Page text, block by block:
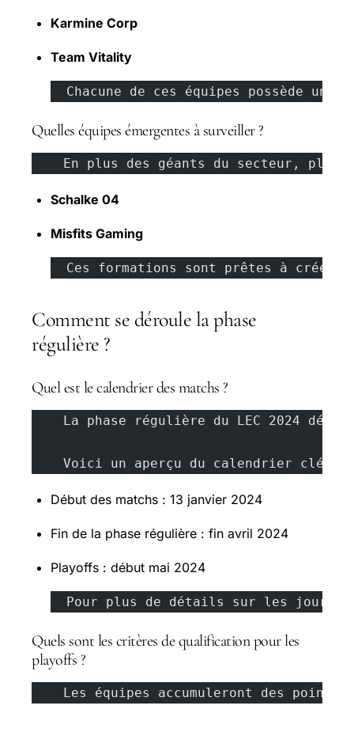
Karmine Corp
Team Vitality
Chacune de ces équipes possède une
Quelles équipes émergentes à surveiller ?
En plus des géants du secteur,
Schalke 04
Misfits Gaming
Ces formations sont prêtes à créer
Comment se déroule la phase
régulière ?
Quel est le calendrier des matchs ?
La phase régulière du LEC 2024
    Voici un aperçu du calendrier clé :
Début des matchs : 13 janvier 2024
Fin de la phase régulière : fin avril 2024
Playoffs : début mai 2024
Pour plus de détails sur les jours
Quels sont les critères de qualification pour les
playoffs ?
Les équipes accumuleront des points